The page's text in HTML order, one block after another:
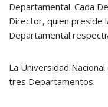
Departamental. Cada
Director, quien preside
Departamental
La Universidad
tres Departamentos: